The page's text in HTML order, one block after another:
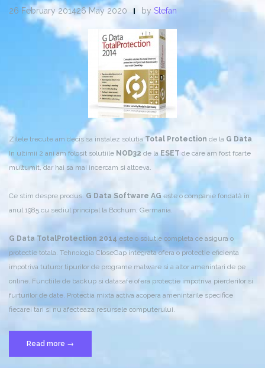
26 February 201426 May 2020 by Stefan
Zilele trecute am decis sa instalez solutia Total Protection de la G Data
In ultimii 2 ani am folosit solutiile NOD32 de la ESET de care am fost foarte
multumit, dar hai sa mai incercam si altceva.
Ce stim despre produs: G Data Software AG este o companie fondată în
anul 1985,cu sediul principal la Bochum, Germania.
G Data TotalProtection 2014 este o solutie completa ce asigura o
protectie totala. Tehnologia CloseGap integrata ofera o protectie eficienta
impotriva tuturor tipurilor de programe malware si a altor amenintari de pe
online. Functiile de backup si datasafe ofera protectie impotriva pierderilor si
furturilor de date. Protectia mixta activa acopera amenintarile specifice
fiecarei tari si nu afecteaza resursele computerului.
Read more “G
Data
→